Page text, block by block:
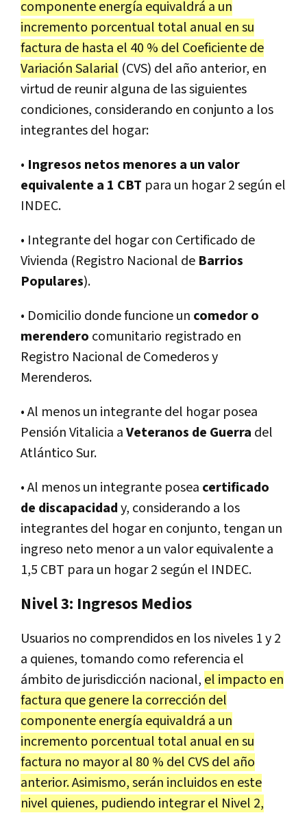
componente energía equivaldrá a un
incremento porcentual total anual en su
factura de hasta el 40 % del Coeficiente de
Variación Salarial (CVS) del año anterior, en
virtud de reunir alguna de las siguientes
condiciones, considerando en conjunto a los
integrantes del hogar:
• Ingresos netos menores a un valor
equivalente a 1 CBT para un hogar 2 según el
INDEC.
• Integrante del hogar con Certificado de
Vivienda (Registro Nacional de Barrios
Populares).
• Domicilio donde funcione un comedor o
merendero comunitario registrado en
Registro Nacional de Comederos y
Merenderos.
• Al menos un integrante del hogar posea
Pensión Vitalicia aVeteranos de Guerra del
Atlántico Sur.
• Al menos un integrante posea certificado
de discapacidady, considerando a los
integrantes del hogar en conjunto, tengan un
ingreso neto menor a un valor equivalente a
1,5 CBT para un hogar 2 según el INDEC.
Nivel 3: Ingresos Medios
Usuarios no comprendidos en los niveles 1 y 2
a quienes, tomando como referencia el
ámbito de jurisdicción nacional, el impacto en
factura que genere la corrección del
componente energía equivaldrá a un
incremento porcentual total anual en su
factura no mayor al 80 % del CVS del año
anterior. Asimismo, serán incluidos en este
nivel quienes, pudiendo integrar el Nivel 2,